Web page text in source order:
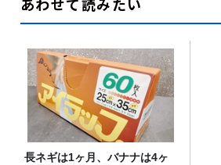
長ネギは1ヶ月、バナナは4ヶ